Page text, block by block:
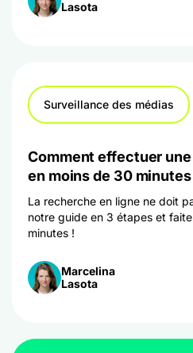
Lasota
Surveillance des médias
Comment effectuer
en moins de 30 minutes
La recherche en ligne ne doit
notre guide en 3 étapes et
minutes !
Marcelina
Lasota